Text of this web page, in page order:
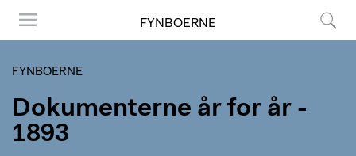
FYNBOERNE
FYNBOERNE
Dokumenterne år for år -
1893